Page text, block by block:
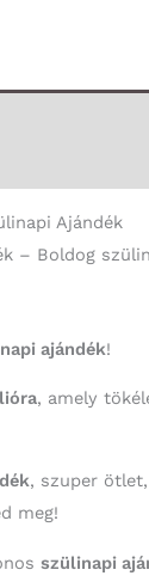
Ajándék
– Boldog
ajándék!
, amely
, szuper
meg!
szülinapi